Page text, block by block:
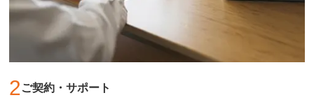
2 ご契約・サポート